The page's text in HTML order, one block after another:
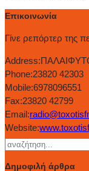
Επικοινωνία
Γίνε ρεπόρτερ της
Address:
Phone:23820 42303
Mobile:6978096551
Fax:23820 42799
Email:
Website:
Δημοφιλή άρθρα